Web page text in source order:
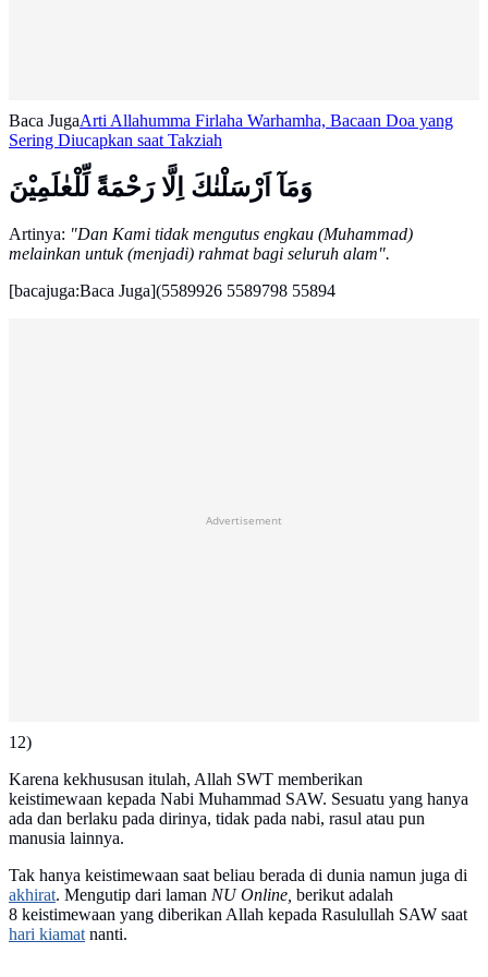
Baca JugaArti Allahumma Firlaha Warhamha, Bacaan Doa yang
Sering Diucapkan saat Takziah
وَمَآ اَرْسَلْنٰكَ اِلَّا رَحْمَةً لِّلْعٰلَمِيْنَ
Artinya: "Dan Kami tidak mengutus engkau (Muhammad)
melainkan untuk (menjadi) rahmat bagi seluruh alam".
[bacajuga:Baca Juga](5589926 5589798 55894
Advertisement
12)
Karena kekhususan itulah, Allah SWT memberikan
keistimewaan kepada Nabi Muhammad SAW. Sesuatu yang hanya
ada dan berlaku pada dirinya, tidak pada nabi, rasul atau pun
manusia lainnya.
Tak hanya keistimewaan saat beliau berada di dunia namun juga di
akhirat. Mengutip dari laman NU Online, berikut adalah
8 keistimewaan yang diberikan Allah kepada Rasulullah SAW saat
hari kiamat nanti.